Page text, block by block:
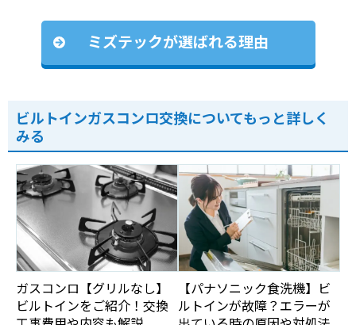
ミズテックが選ばれる理由
ビルトインガスコンロ交換についてもっと詳しく
みる
ガスコンロ【グリルなし】
ビルトインをご紹介！交換
【パナソニック食洗機】ビ
ルトインが故障？エラーが